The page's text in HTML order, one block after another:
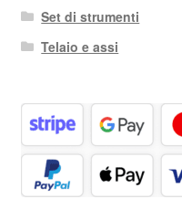
Set di strumenti
Telaio e assi